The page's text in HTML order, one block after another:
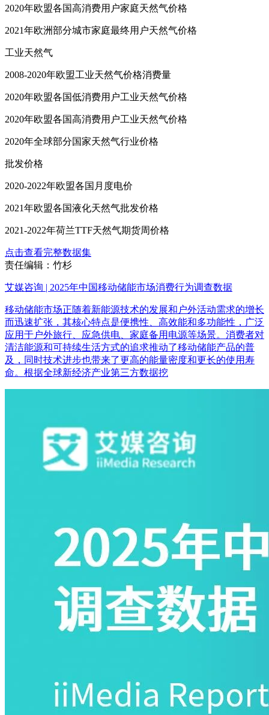
2020年欧盟各国高消费用户家庭天然气价格
2021年欧洲部分城市家庭最终用户天然气价格
工业天然气
2008-2020年欧盟工业天然气价格消费量
2020年欧盟各国低消费用户工业天然气价格
2020年欧盟各国高消费用户工业天然气价格
2020年全球部分国家天然气行业价格
批发价格
2020-2022年欧盟各国月度电价
2021年欧盟各国液化天然气批发价格
2021-2022年荷兰TTF天然气期货周价格
点击查看完整数据集
责任编辑：竹杉
艾媒咨询 | 2025年中国移动储能市场消费行为调查数据
移动储能市场正随着新能源技术的发展和户外活动需求的增长
而迅速扩张，其核心特点是便携性、高效能和多功能性，广泛
应用于户外旅行、应急供电、家庭备用电源等场景。消费者对
清洁能源和可持续生活方式的追求推动了移动储能产品的普
及，同时技术进步也带来了更高的能量密度和更长的使用寿
命。根据全球新经济产业第三方数据挖